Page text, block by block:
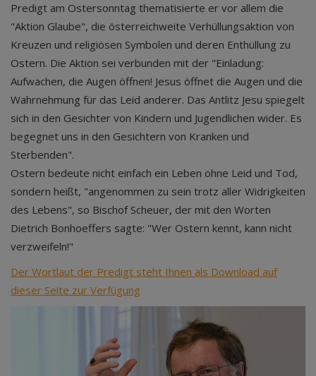
Predigt am Ostersonntag thematisierte er vor allem die
"Aktion Glaube", die österreichweite Verhüllungsaktion von
Kreuzen und religiösen Symbolen und deren Enthüllung zu
Ostern. Die Aktion sei verbunden mit der "Einladung:
Aufwachen, die Augen öffnen! Jesus öffnet die Augen und die
Wahrnehmung für das Leid anderer. Das Antlitz Jesu spiegelt
sich in den Gesichter von Kindern und Jugendlichen wider. Es
begegnet uns in den Gesichtern von Kranken und
Sterbenden".
Ostern bedeute nicht einfach ein Leben ohne Leid und Tod,
sondern heißt, "angenommen zu sein trotz aller Widrigkeiten
des Lebens", so Bischof Scheuer, der mit den Worten
Dietrich Bonhoeffers sagte: "Wer Ostern kennt, kann nicht
verzweifeln!"
Der Wortlaut der Predigt steht Ihnen als Download auf
dieser Seite zur Verfügung